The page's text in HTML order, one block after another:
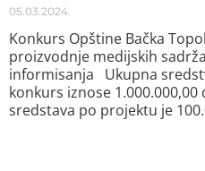
05.03.2024.
Konkurs Opštine Bačka
proizvodnje medijskih
informisanja Ukupna
konkurs iznose
sredstava po projektu je